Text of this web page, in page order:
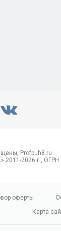
Profbuh8.ru
2026 г., ОГРН
оферты
Карта